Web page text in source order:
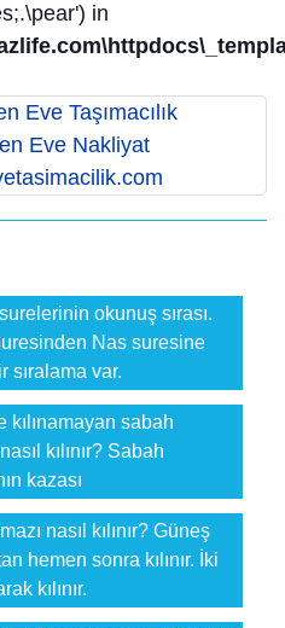
in
Eve Taşımacılık
Eve Nakliyat
okunuş sırası.
Nas suresine
sıralama var.
kılınamayan sabah
kılınır? Sabah
kazası
nasıl kılınır? Güneş
hemen sonra kılınır. İki
kılınır.